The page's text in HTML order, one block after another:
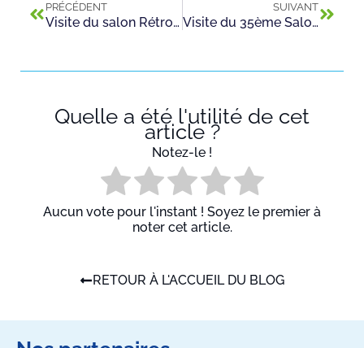
PRÉCÉDENT
Visite du salon RétroMobile 2017
SUIVANT
Visite du 35ème Salon des Arts de Saint-Maurice par nos apprentis
Quelle a été l'utilité de cet
article ?
Notez-le !
Aucun vote pour l'instant ! Soyez le premier à
noter cet article.
RETOUR À L'ACCUEIL DU BLOG